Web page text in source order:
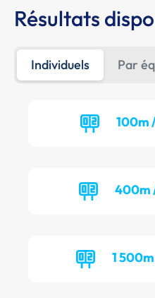
Résultats
Individuels Par
100m
400m
1